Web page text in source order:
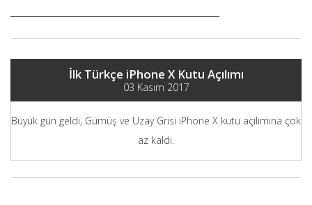
İlk Türkçe iPhone X Kutu Açılımı
03 Kasım 2017
Büyük gün geldi, Gümüş ve Uzay Grisi iPhone X kutu açılımına çok
az kaldı.